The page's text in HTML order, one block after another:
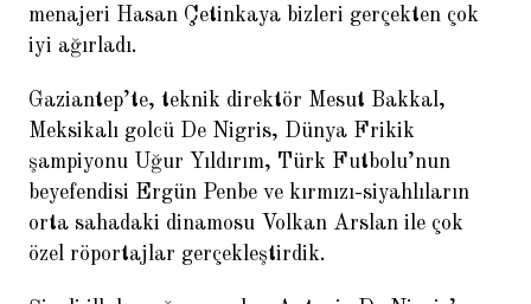
Sven Goran Eriksson: Finali
göreceğimizden emindik
menajeri Hasan Çetinkaya bizleri gerçekten çok
iyi ağırladı.
Gaziantep’te, teknik direktör Mesut Bakkal,
Meksikalı golcü De Nigris, Dünya Frikik
şampiyonu Uğur Yıldırım, Türk Futbolu’nun
beyefendisi Ergün Penbe ve kırmızı-siyahlıların
orta sahadaki dinamosu Volkan Arslan ile çok
özel röportajlar gerçekleştirdik.